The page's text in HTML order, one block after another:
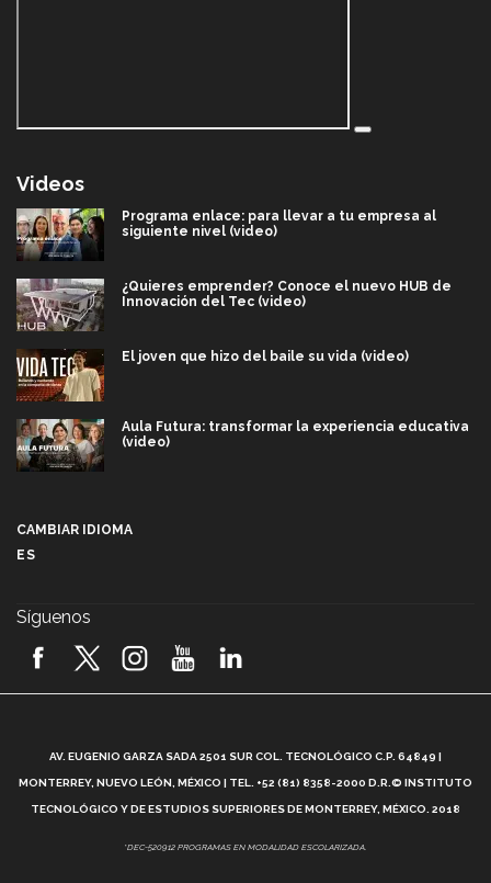
Videos
Programa enlace: para llevar a tu empresa al
siguiente nivel (video)
¿Quieres emprender? Conoce el nuevo HUB de
Innovación del Tec (video)
El joven que hizo del baile su vida (video)
Aula Futura: transformar la experiencia educativa
(video)
2026! (video)
¿Cómo es el Modelo Educativo Tec? (video)
Vida Tec: Feminismo e Inteligencia Artificial, Paola
CAMBIAR IDIOMA
ES
Síguenos
AV. EUGENIO GARZA SADA 2501 SUR COL. TECNOLÓGICO C.P. 64849 |
MONTERREY, NUEVO LEÓN, MÉXICO | TEL. +52 (81) 8358-2000 D.R.© INSTITUTO
TECNOLÓGICO Y DE ESTUDIOS SUPERIORES DE MONTERREY, MÉXICO. 2018
*DEC-520912 PROGRAMAS EN MODALIDAD ESCOLARIZADA.